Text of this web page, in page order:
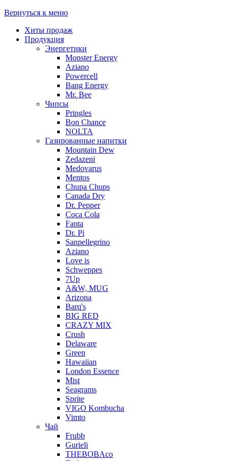
Вернуться к меню
Хиты продаж
Продукция
Энергетики
Monster Energy
Aziano
Powercell
Bang Energy
Mr. Bee
Чипсы
Pringles
Bon Chance
NOLTA
Газированные напитки
Mountain Dew
Zedazeni
Medovarus
Mentos
Chupa Chups
Canada Dry
Dr. Pepper
Coca Cola
Fanta
Dr. Pi
Sanpellegrino
Aziano
Love is
Schweppes
7Up
A&W, MUG
Arizona
Barq's
BIG RED
CRAZY MIX
Crush
Delaware
Green
Hawaiian
London Essence
Mist
Seagrams
Sprite
VIGO Kombucha
Vimto
Чай
Frubb
Gurieli
THEBOBAco